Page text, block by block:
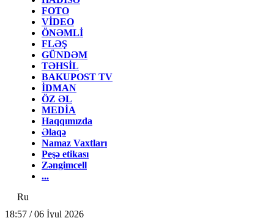
FOTO
VİDEO
ÖNƏMLİ
FLƏŞ
GÜNDƏM
TƏHSİL
BAKUPOST TV
İDMAN
ÖZ ƏL
MEDİA
Haqqımızda
Əlaqə
Namaz Vaxtları
Peşə etikası
Zəngimcell
...
Ru
18:57 / 06 İyul 2026